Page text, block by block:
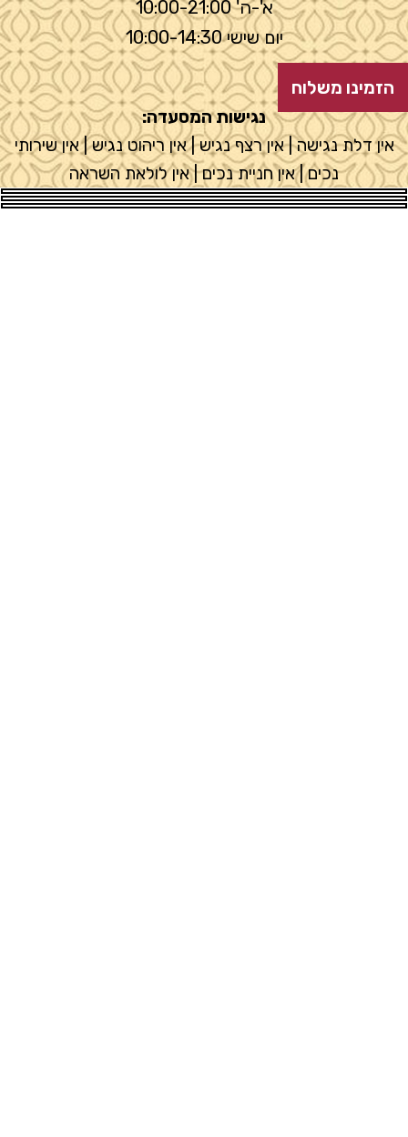
א'-ה' 10:00-21:00
יום שישי 10:00-14:30
הזמינו משלוח
נגישות המסעדה:
אין דלת נגישה | אין רצף נגיש | אין ריהוט נגיש | אין שירותי
נכים | אין חניית נכים | אין לולאת השראה